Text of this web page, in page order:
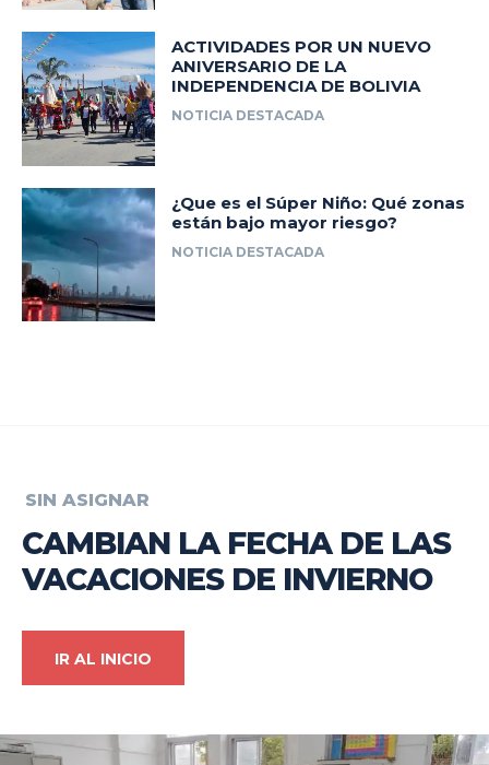
ACTIVIDADES POR UN NUEVO
ANIVERSARIO DE LA
INDEPENDENCIA DE BOLIVIA
NOTICIA DESTACADA
¿Que es el Súper Niño: Qué zonas
están bajo mayor riesgo?
NOTICIA DESTACADA